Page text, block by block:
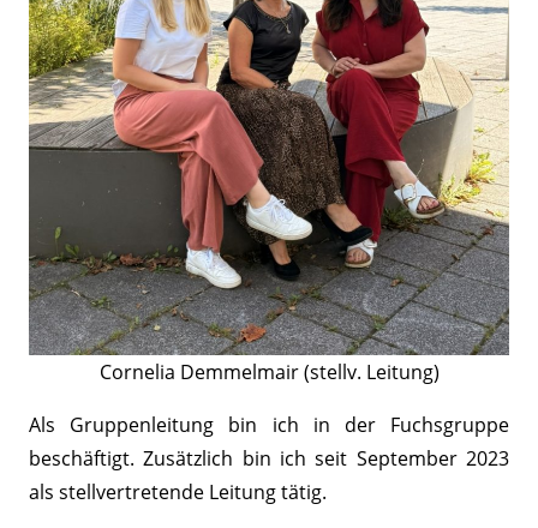
Cornelia Demmelmair (stellv. Leitung)
Als Gruppenleitung bin ich in der Fuchsgruppe
beschäftigt. Zusätzlich bin ich seit September 2023
als stellvertretende Leitung tätig.